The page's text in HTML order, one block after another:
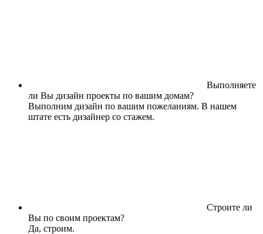
Выполняете
ли Вы дизайн проекты по вашим домам?
Выполним дизайн по вашим пожеланиям. В нашем
штате есть дизайнер со стажем.
Строите ли
Вы по своим проектам?
Да, строим.